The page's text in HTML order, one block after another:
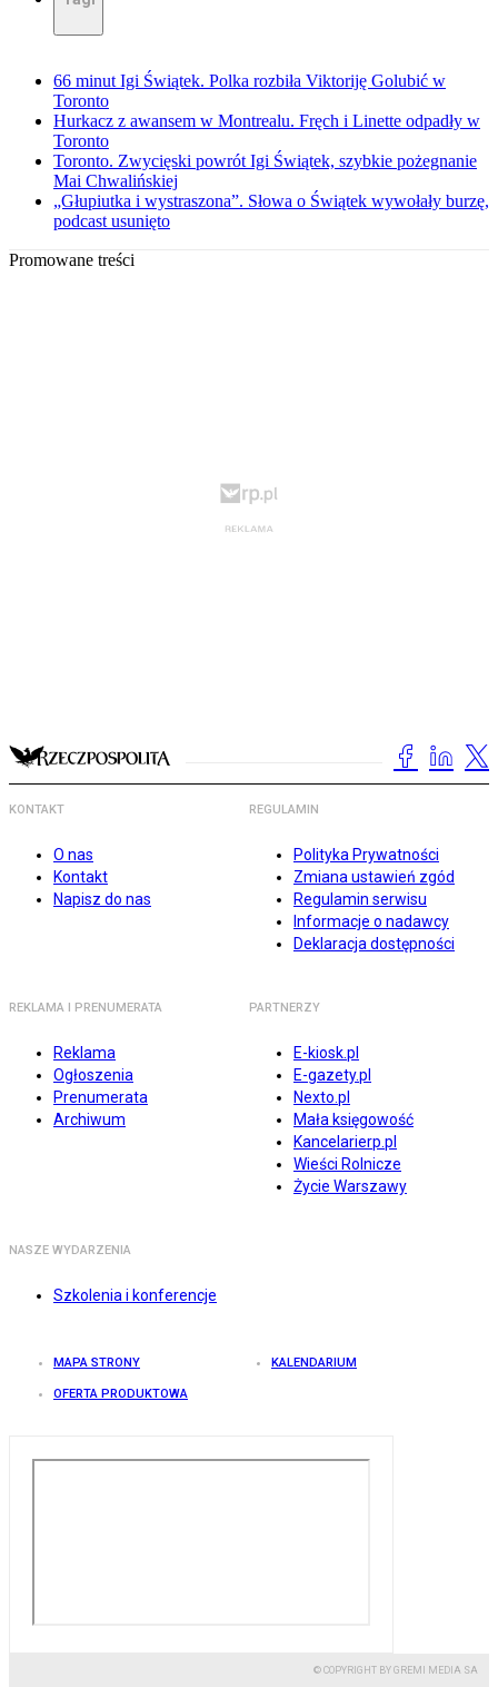
66 minut Igi Świątek. Polka rozbiła Viktoriję Golubić w
Toronto
Hurkacz z awansem w Montrealu. Fręch i Linette odpadły w
Toronto
Toronto. Zwycięski powrót Igi Świątek, szybkie pożegnanie
Mai Chwalińskiej
„Głupiutka i wystraszona”. Słowa o Świątek wywołały burzę,
podcast usunięto
Promowane treści
KONTAKT
O nas
Kontakt
Napisz do nas
REGULAMIN
Polityka Prywatności
Zmiana ustawień zgód
Regulamin serwisu
Informacje o nadawcy
Deklaracja dostępności
REKLAMA I PRENUMERATA
Reklama
Ogłoszenia
Prenumerata
Archiwum
PARTNERZY
E-kiosk.pl
E-gazety.pl
Nexto.pl
Mała księgowość
Kancelarierp.pl
Wieści Rolnicze
Życie Warszawy
NASZE WYDARZENIA
Szkolenia i konferencje
MAPA STRONY KALENDARIUM
OFERTA PRODUKTOWA
© COPYRIGHT BY GREMI MEDIA SA